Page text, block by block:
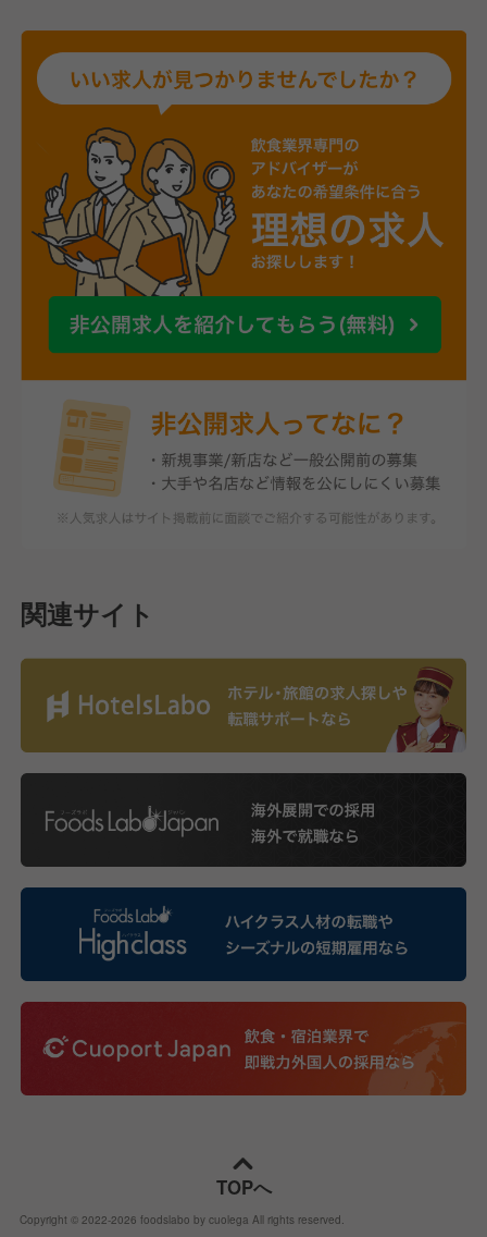
関連サイト
TOPへ
Copyright © 2022-2026 foodslabo by cuolega All rights reserved.